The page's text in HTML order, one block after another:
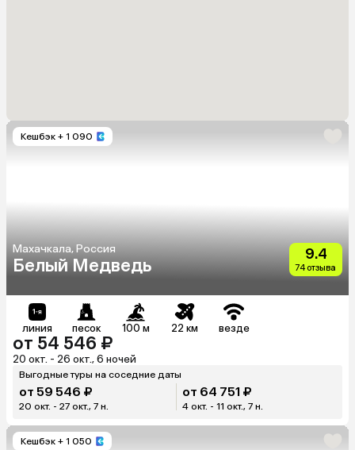
Кешбэк + 1 090
Махачкала, Россия
Белый Медведь
9.4
74 отзыва
линия песок 100 м 22 км везде
от 54 546 ₽
20 окт. - 26 окт., 6 ночей
Выгодные туры на соседние даты
от 59 546 ₽
20 окт. - 27 окт., 7 н.
от 64 751 ₽
4 окт. - 11 окт., 7 н.
Кешбэк + 1 050